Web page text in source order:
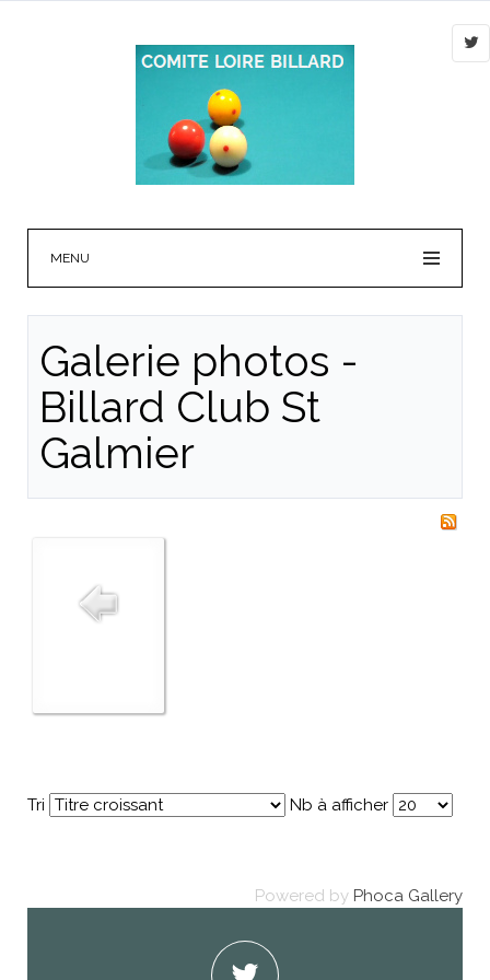
MENU
Galerie photos -
Billard Club St
Galmier
Tri Nb à afficher
Powered by Phoca Gallery